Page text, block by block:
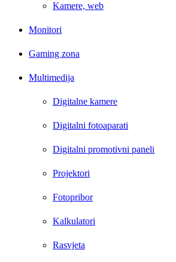
Kamere, web
Monitori
Gaming zona
Multimedija
Digitalne kamere
Digitalni fotoaparati
Digitalni promotivni paneli
Projektori
Fotopribor
Kalkulatori
Rasvjeta